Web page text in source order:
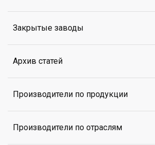
Закрытые заводы
Архив статей
Производители по продукции
Производители по отраслям